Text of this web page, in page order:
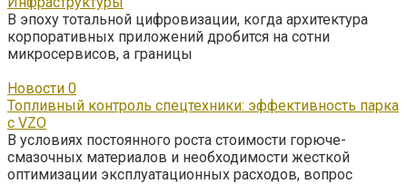
В эпоху тотальной цифровизации, когда архитектура
корпоративных приложений дробится на сотни
микросервисов, а границы
Новости 0
Топливный контроль спецтехники: эффективность парка
с VZO
В условиях постоянного роста стоимости горюче-
смазочных материалов и необходимости жесткой
оптимизации эксплуатационных расходов, вопрос